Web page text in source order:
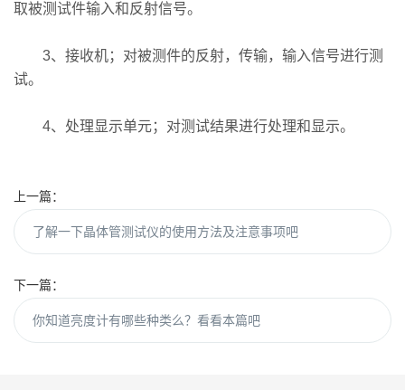
取被测试件输入和反射信号。
3、接收机；对被测件的反射，传输，输入信号进行测
试。
4、处理显示单元；对测试结果进行处理和显示。
上一篇：
了解一下晶体管测试仪的使用方法及注意事项吧
下一篇：
你知道亮度计有哪些种类么？看看本篇吧